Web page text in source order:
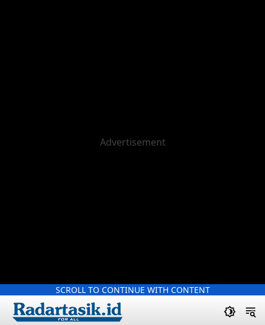
SCROLL TO CONTINUE WITH CONTENT